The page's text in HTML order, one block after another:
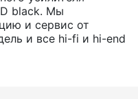
black. Мы
и сервис от
и все hi-fi и hi-end